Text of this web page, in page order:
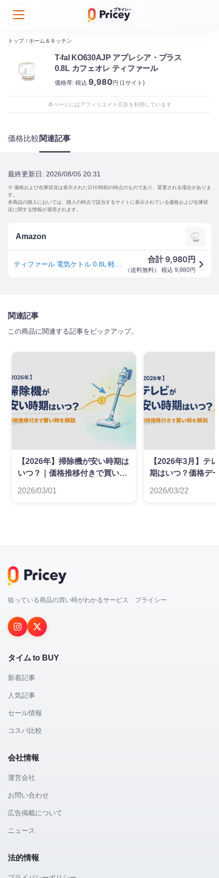
トップ / ホーム＆キッチン
T-fal KO630AJP アプレシア・プラス
0.8L カフェオレ ティファール
価格帯: 税込 9,980円 (1サイト)
本ページにはアフィリエイト広告を利用しています
価格比較関連記事
最終更新日: 2026/08/05 20:31
※ 価格および在庫状況は表示された日付/時刻の時点のものであり、変更される場合がありま
す。
本商品の購入においては、購入の時点で該当するサイトに表示されている価格および在庫状
況に関する情報が適用されます。
Amazon
合計 9,980 円
（送料無料） 税込 9,980円
関連記事
この商品に関連する記事をピックアップ。
【2026年】掃除機が安い時期は
いつ？｜価格推移付きで買い時
2026/03/01
【2026年3月】テ
期はいつ？価格デ
2026/03/22
狙っている商品の買い時がわかるサービス プライシー
タイム to BUY
新着記事
人気記事
セール情報
コスパ比較
会社情報
運営会社
お問い合わせ
広告掲載について
ニュース
法的情報